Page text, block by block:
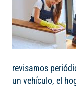
revisamos
un vehículo, el